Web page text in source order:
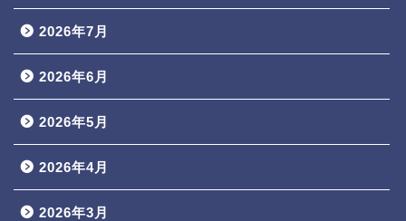
2026年7月
2026年6月
2026年5月
2026年4月
2026年3月